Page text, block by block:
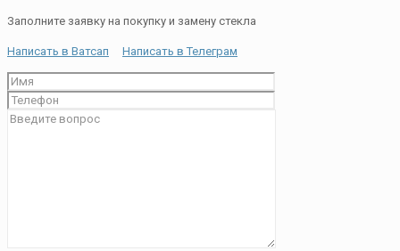
Заполните заявку на покупку и замену стекла
Написать в Ватсап Написать в Телеграм